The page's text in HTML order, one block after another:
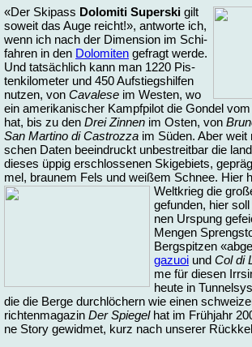
«Der Ski­pass Do­lo­mi­ti Su­perski gilt
so­weit das Au­ge reicht!», ant­wor­te ich,
wenn ich nach der Di­men­si­on im Schi­
fah­ren in den Do­lo­mi­ten ge­fragt wer­de.
Und tat­säch­lich kann man 1220 Pis­
ten­ki­lo­me­ter und 450 Auf­stiegs­hil­fen
nut­zen, von Ca­va­le­se im Wes­ten, wo
ein ame­ri­ka­ni­scher Kampf­pi­lot die Gon­del
hat, bis zu den Drei Zin­nen im Os­ten, von
San Mar­ti­no di Ca­stroz­za im Sü­den. Aber
schen Da­ten be­ein­druckt un­be­streit­bar die
die­ses üp­pig er­schlos­se­nen Ski­ge­biets,
mel, brau­nem Fels und weißem Schnee. Hier
Welt­krieg die
ge­fun­den, hier
nen Ur­spung
Men­gen
Berg­spit­zen
ga­zuoi und Col di
me für die­sen
heu­te in
die die Ber­ge durch­lö­chern wie ei­nen
rich­ten­ma­ga­zin Der Spie­gelhat im Früh­jahr
ne Sto­ry ge­wid­met, kurz nach un­se­rer